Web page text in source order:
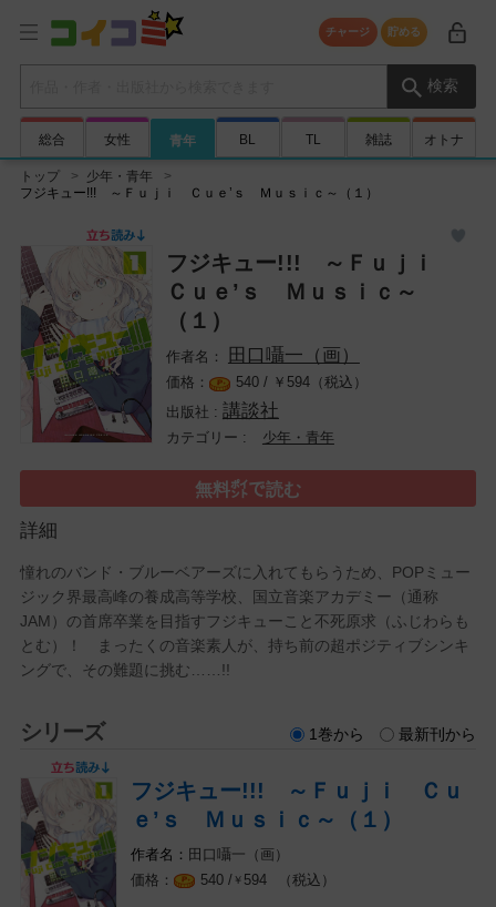
チャージ 貯める
検索
総合 女性 青年 BL TL 雑誌 オトナ
トップ
少年・青年
フジキュー!!! ～Ｆｕｊｉ Ｃｕｅ’ｓ Ｍｕｓｉｃ～（１）
フジキュー!!! ～Ｆｕｊｉ
Ｃｕｅ’ｓ Ｍｕｓｉｃ～
（１）
田口囁一（画）
540 / ￥ 594（税込）
講談社
少年・青年
無料㌽で読む
詳細
憧れのバンド・ブルーベアーズに入れてもらうため、POPミュー
ジック界最高峰の養成高等学校、国立音楽アカデミー（通称
JAM）の首席卒業を目指すフジキューこと不死原求（ふじわらも
とむ）！ まったくの音楽素人が、持ち前の超ポジティブシンキ
ングで、その難題に挑む……!!
シリーズ 1巻から 最新刊から
フジキュー!!! ～Ｆｕｊｉ Ｃｕ
ｅ’ｓ Ｍｕｓｉｃ～（１）
田口囁一（画）
540 / ￥ 594 （税込）